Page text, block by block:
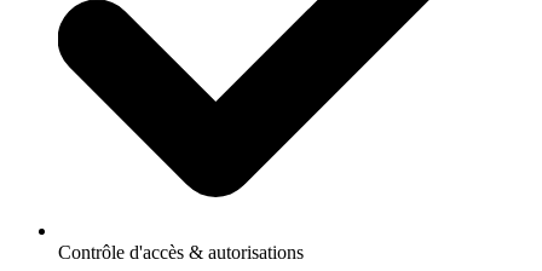
Contrôle d'accès & autorisations